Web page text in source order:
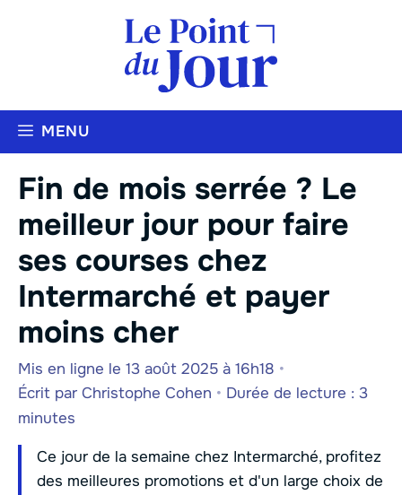
MENU
Fin de mois serrée ? Le
meilleur jour pour faire
ses courses chez
Intermarché et payer
moins cher
Mis en ligne le 13 août 2025 à 16h18 •
Écrit par Christophe Cohen • Durée de lecture : 3
minutes
Ce jour de la semaine chez Intermarché, profitez
des meilleures promotions et d'un large choix de